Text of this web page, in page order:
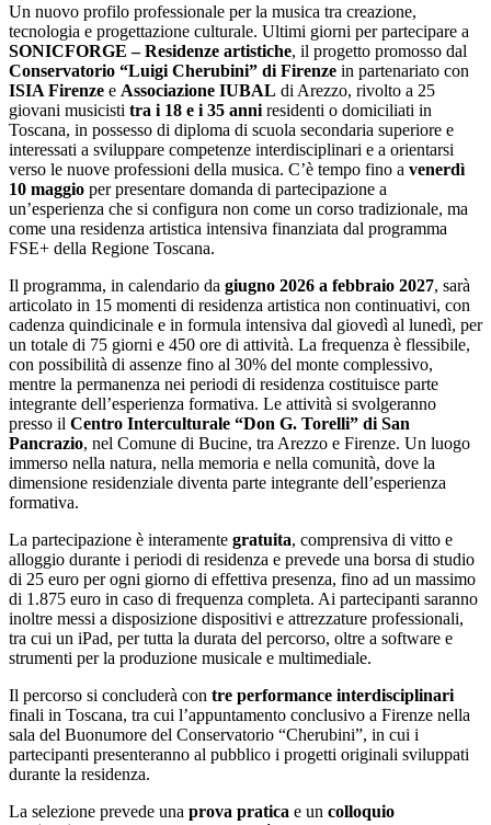
Un nuovo profilo professionale per la musica tra creazione,
tecnologia e progettazione culturale. Ultimi giorni per partecipare a
SONICFORGE – Residenze artistiche, il progetto promosso dal
Conservatorio “Luigi Cherubini” di Firenze in partenariato con
ISIA Firenze e Associazione IUBAL di Arezzo, rivolto a 25
giovani musicisti tra i 18 e i 35 anni residenti o domiciliati in
Toscana, in possesso di diploma di scuola secondaria superiore e
interessati a sviluppare competenze interdisciplinari e a orientarsi
verso le nuove professioni della musica. C’è tempo fino a venerdì
10 maggio per presentare domanda di partecipazione a
un’esperienza che si configura non come un corso tradizionale, ma
come una residenza artistica intensiva finanziata dal programma
FSE+ della Regione Toscana.
Il programma, in calendario da giugno 2026 a febbraio 2027, sarà
articolato in 15 momenti di residenza artistica non continuativi, con
cadenza quindicinale e in formula intensiva dal giovedì al lunedì, per
un totale di 75 giorni e 450 ore di attività. La frequenza è flessibile,
con possibilità di assenze fino al 30% del monte complessivo,
mentre la permanenza nei periodi di residenza costituisce parte
integrante dell’esperienza formativa. Le attività si svolgeranno
presso il Centro Interculturale “Don G. Torelli” di San
Pancrazio, nel Comune di Bucine, tra Arezzo e Firenze. Un luogo
immerso nella natura, nella memoria e nella comunità, dove la
dimensione residenziale diventa parte integrante dell’esperienza
formativa.
La partecipazione è interamente gratuita, comprensiva di vitto e
alloggio durante i periodi di residenza e prevede una borsa di studio
di 25 euro per ogni giorno di effettiva presenza, fino ad un massimo
di 1.875 euro in caso di frequenza completa. Ai partecipanti saranno
inoltre messi a disposizione dispositivi e attrezzature professionali,
tra cui un iPad, per tutta la durata del percorso, oltre a software e
strumenti per la produzione musicale e multimediale.
Il percorso si concluderà con tre performance interdisciplinari
finali in Toscana, tra cui l’appuntamento conclusivo a Firenze nella
sala del Buonumore del Conservatorio “Cherubini”, in cui i
partecipanti presenteranno al pubblico i progetti originali sviluppati
durante la residenza.
La selezione prevede una prova pratica e un colloquio